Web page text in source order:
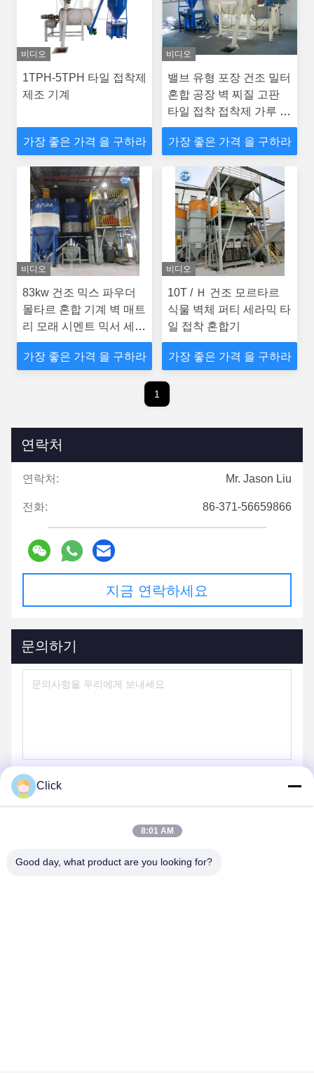
비디오
1TPH-5TPH 타일 접착제
제조 기계
가장 좋은 가격 을 구하라
비디오
밸브 유형 포장 건조 밀터
혼합 공장 벽 찌질 고판
타일 접착 접착제 가루 만
드는 기계
가장 좋은 가격 을 구하라
비디오
83kw 건조 믹스 파우더
몰타르 혼합 기계 벽 매트
리 모래 시멘트 믹서 세라
믹 타일 접착제 제조 공장
가장 좋은 가격 을 구하라
비디오
10T / Ｈ 건조 모르타르
식물 벽체 퍼티 세라믹 타
일 접착 혼합기
가장 좋은 가격 을 구하라
1
연락처
연락처: Mr. Jason Liu
전화: 86-371-56659866
지금 연락하세요
문의하기
보내
Click
8:01 AM
Good day, what product are you looking for?